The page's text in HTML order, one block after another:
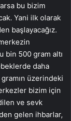
bu bizim
Yani ilk olarak
başlayacağız.
bin 500 gram altı
daha
üzerindeki
bizim için
ve sevk
gelen ihbarlar,